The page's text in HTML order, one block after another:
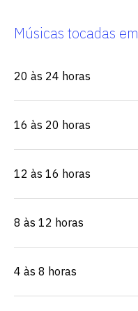
Músicas tocadas em
20 às 24 horas
16 às 20 horas
12 às 16 horas
8 às 12 horas
4 às 8 horas